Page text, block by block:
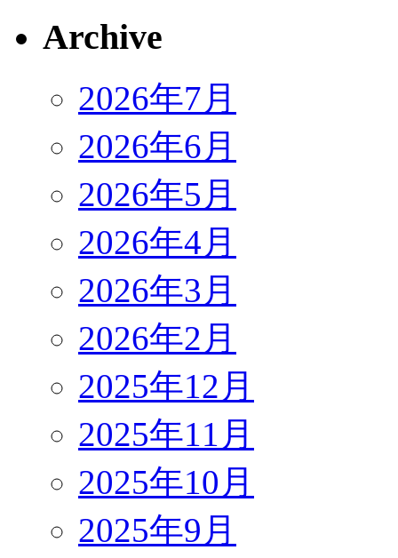
Archive
2026年7月
2026年6月
2026年5月
2026年4月
2026年3月
2026年2月
2025年12月
2025年11月
2025年10月
2025年9月